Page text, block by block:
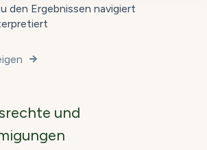
den Ergebnissen navigiert
und